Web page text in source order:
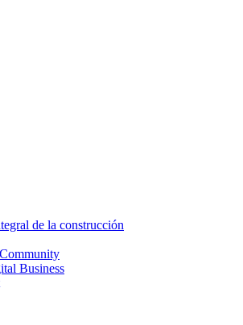
de la construcción
Business